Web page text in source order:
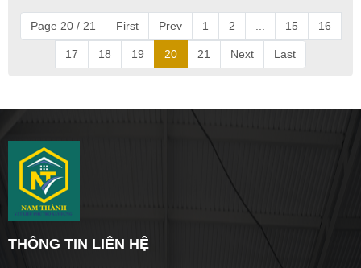
Page 20 / 21 First Prev 1 2 15 16
17 18 19 20 21 Next Last
THÔNG TIN LIÊN HỆ